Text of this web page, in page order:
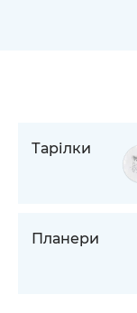
Тарілки
Планери